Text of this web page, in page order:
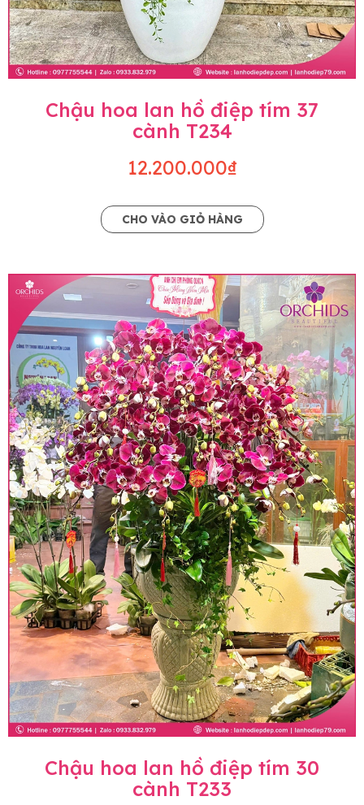
Chậu hoa lan hồ điệp tím 37
cành T234
12.200.000₫
CHO VÀO GIỎ HÀNG
Chậu hoa lan hồ điệp tím 30
cành T233